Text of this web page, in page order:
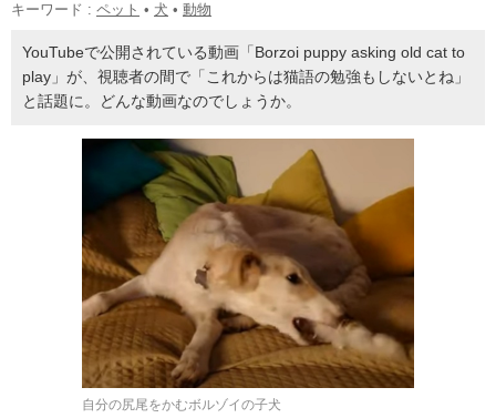
キーワード : ペット • 犬 • 動物
YouTubeで公開されている動画「Borzoi puppy asking old cat to
play」が、視聴者の間で「これからは猫語の勉強もしないとね」
と話題に。どんな動画なのでしょうか。
自分の尻尾をかむボルゾイの子犬